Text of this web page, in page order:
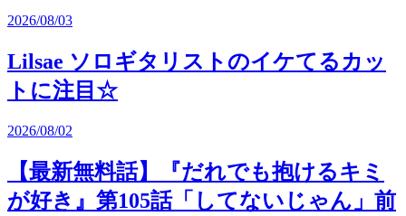
2026/08/03
Lilsae ソロギタリストのイケてるカッ
トに注目☆
2026/08/02
【最新無料話】『だれでも抱けるキミ
が好き』第105話「してないじゃん」前